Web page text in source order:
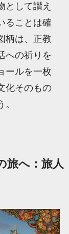
として讃え
ることは確
柄は、正教
への祈りを
ールを一枚
化そのもの
旅へ：旅人